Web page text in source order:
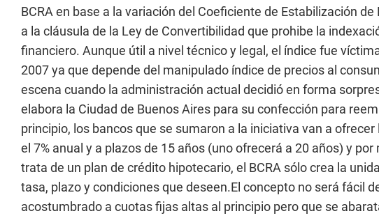
BCRA en base a la variación del Coeficiente de Estabilización de
a la cláusula de la Ley de Convertibilidad que prohibe la
financiero. Aunque útil a nivel técnico y legal, el índice fue
2007 ya que depende del manipulado índice de precios al
escena cuando la administración actual decidió en forma
elabora la Ciudad de Buenos Aires para su confección para
principio, los bancos que se sumaron a la iniciativa van a
el 7% anual y a plazos de 15 años (uno ofrecerá a 20 años) y
trata de un plan de crédito hipotecario, el BCRA sólo crea la
tasa, plazo y condiciones que deseen.El concepto no será fácil
acostumbrado a cuotas fijas altas al principio pero que se